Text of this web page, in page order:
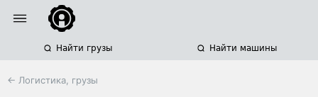
Найти грузы Найти машины
← Логистика, грузы